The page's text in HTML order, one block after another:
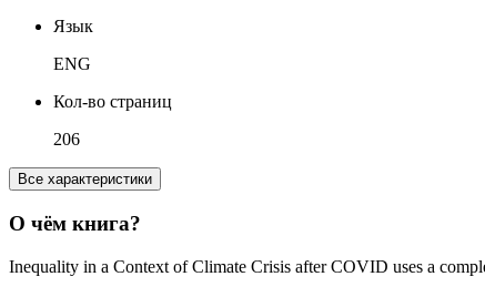
Язык
ENG
Кол-во страниц
206
Все характеристики
О чём книга?
Inequality in a Context of Climate Crisis after COVID uses a